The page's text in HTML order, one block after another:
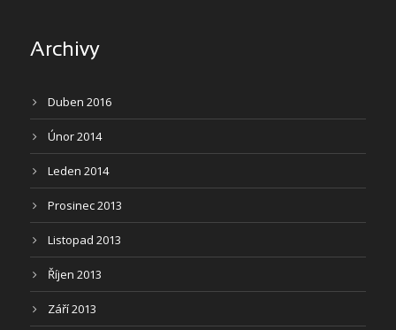
Archivy
Duben 2016
Únor 2014
Leden 2014
Prosinec 2013
Listopad 2013
Říjen 2013
Září 2013